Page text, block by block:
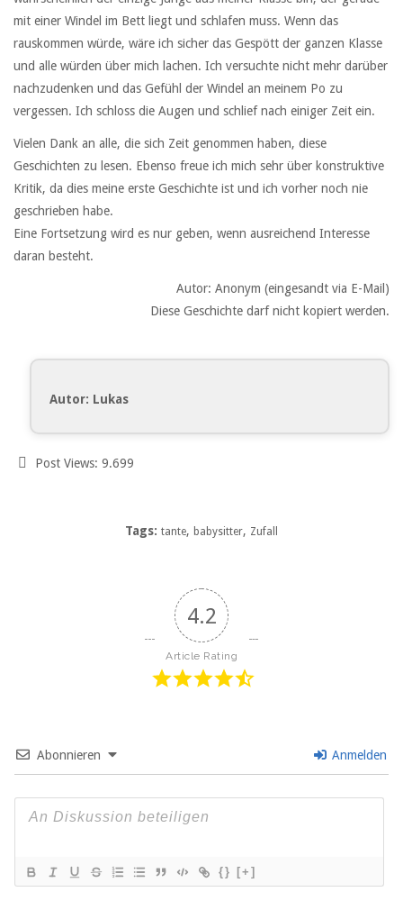
mit einer Windel im Bett liegt und schlafen muss. Wenn das
rauskommen würde, wäre ich sicher das Gespött der ganzen Klasse
und alle würden über mich lachen. Ich versuchte nicht mehr darüber
nachzudenken und das Gefühl der Windel an meinem Po zu
vergessen. Ich schloss die Augen und schlief nach einiger Zeit ein.
Vielen Dank an alle, die sich Zeit genommen haben, diese
Geschichten zu lesen. Ebenso freue ich mich sehr über konstruktive
Kritik, da dies meine erste Geschichte ist und ich vorher noch nie
geschrieben habe.
Eine Fortsetzung wird es nur geben, wenn ausreichend Interesse
daran besteht.
Autor: Anonym (eingesandt via E-Mail)
Diese Geschichte darf nicht kopiert werden.
Autor: Lukas
Post Views: 9.699
Tags: tante, babysitter, Zufall
4.2
Article Rating
Abonnieren Anmelden
{} [+]